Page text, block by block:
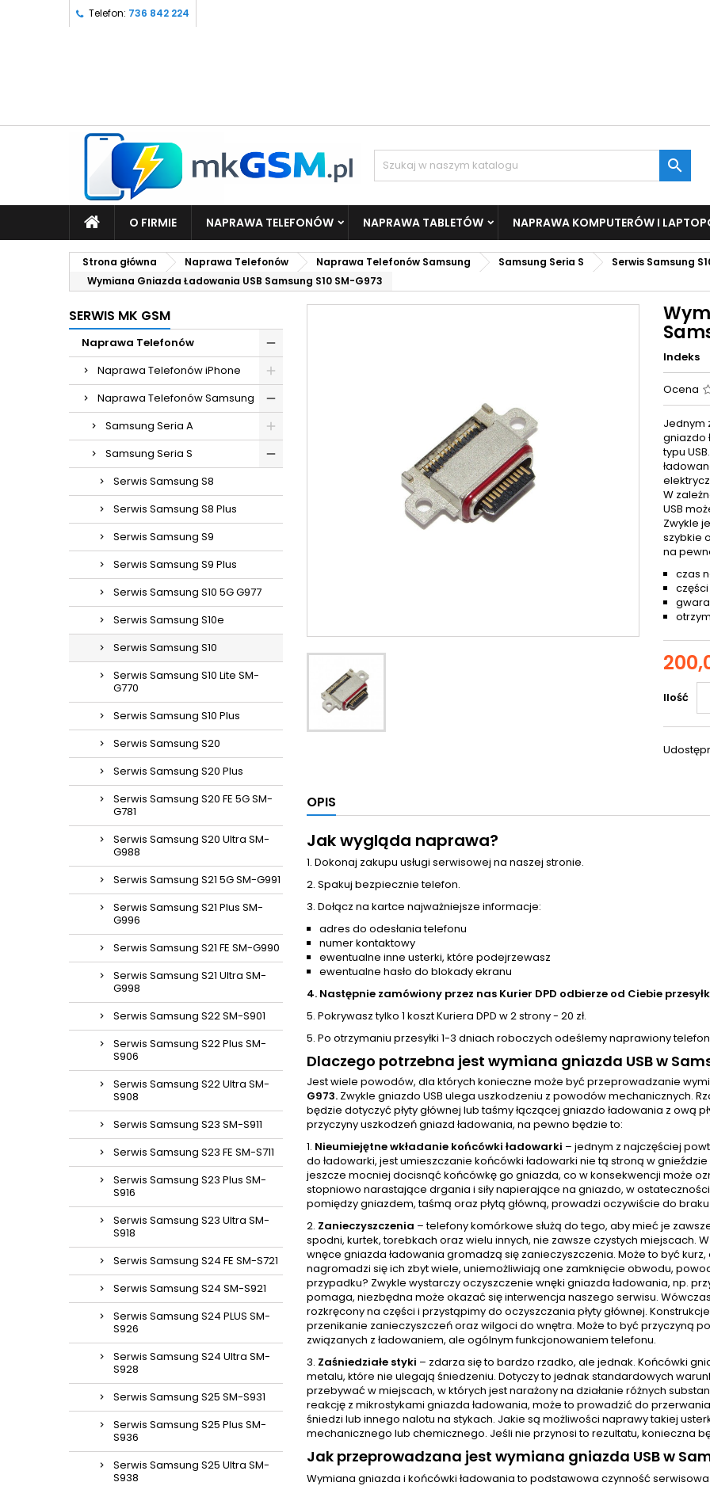
Telefon: 736 842 224

O FIRMIE NAPRAWA TELEFONÓW NAPRAWA TABLETÓW NAPRAWA KOMPUTERÓW I
Strona główna Naprawa Telefonów Naprawa Telefonów Samsung Samsung Seria S
Serwis Samsung
Wymiana Gniazda Ładowania USB Samsung S10 SM-G973
SERWIS MK GSM
Naprawa Telefonów
Naprawa Telefonów iPhone
Naprawa Telefonów Samsung
Samsung Seria A
Samsung Seria S
Serwis Samsung S8
Serwis Samsung S8 Plus
Serwis Samsung S9
Serwis Samsung S9 Plus
Serwis Samsung S10 5G G977
Serwis Samsung S10e
Serwis Samsung S10
Serwis Samsung S10 Lite SM-
G770
Serwis Samsung S10 Plus
Serwis Samsung S20
Serwis Samsung S20 Plus
Serwis Samsung S20 FE 5G SM-
G781
Serwis Samsung S20 Ultra SM-
G988
Serwis Samsung S21 5G SM-G991
Serwis Samsung S21 Plus SM-
G996
Serwis Samsung S21 FE SM-G990
Serwis Samsung S21 Ultra SM-
G998
Serwis Samsung S22 SM-S901
Serwis Samsung S22 Plus SM-
S906
Serwis Samsung S22 Ultra SM-
S908
Serwis Samsung S23 SM-S911
Serwis Samsung S23 FE SM-S711
Serwis Samsung S23 Plus SM-
S916
Serwis Samsung S23 Ultra SM-
S918
Serwis Samsung S24 FE SM-S721
Serwis Samsung S24 SM-S921
Serwis Samsung S24 PLUS SM-
S926
Serwis Samsung S24 Ultra SM-
S928
Serwis Samsung S25 SM-S931
Serwis Samsung S25 Plus SM-
S936
Serwis Samsung S25 Ultra SM-
S938
Indeks
Ocena
Jednym
gniazdo
typu
W
USB
Zwykle
szybkie
na
czas
Ilość
OPIS
Jak wygląda naprawa?
1. Dokonaj zakupu usługi serwisowej na naszej stronie.
2. Spakuj bezpiecznie telefon.
3. Dołącz na kartce najważniejsze informacje:
adres do odesłania telefonu
numer kontaktowy
ewentualne inne usterki, które podejrzewasz
ewentualne hasło do blokady ekranu
4. Następnie zamówiony przez nas Kurier DPD odbierze od Ciebie
5. Pokrywasz tylko 1 koszt Kuriera DPD w 2 strony - 20 zł.
5. Po otrzymaniu przesyłki 1-3 dniach roboczych odeślemy naprawiony
Dlaczego potrzebna jest wymiana gniazda USB w
Jest wiele powodów, dla których konieczne może być przeprowadzanie
G973. Zwykle gniazdo USB ulega uszkodzeniu z powodów mechanicznych.
będzie dotyczyć płyty głównej lub taśmy łączącej gniazdo ładowania z ową
przyczyny uszkodzeń gniazd ładowania, na pewno będzie to:
1. Nieumiejętne wkładanie końcówki ładowarki – jednym z najczęściej
do ładowarki, jest umieszczanie końcówki ładowarki nie tą stroną w
jeszcze mocniej docisnąć końcówkę go gniazda, co w konsekwencji może
stopniowo narastające drgania i siły napierające na gniazdo, w
pomiędzy gniazdem, taśmą oraz płytą główną, prowadzi oczywiście do
2. Zanieczyszczenia – telefony komórkowe służą do tego, aby mieć je
spodni, kurtek, torebkach oraz wielu innych, nie zawsze czystych miejscach.
wnęce gniazda ładowania gromadzą się zanieczyszczenia. Może to być
nagromadzi się ich zbyt wiele, uniemożliwiają one zamknięcie obwodu,
przypadku? Zwykle wystarczy oczyszczenie wnęki gniazda ładowania, np.
pomaga, niezbędna może okazać się interwencja naszego serwisu.
rozkręcony na części i przystąpimy do oczyszczania płyty głównej.
przenikanie zanieczyszczeń oraz wilgoci do wnętra. Może to być przyczyną
związanych z ładowaniem, ale ogólnym funkcjonowaniem telefonu.
3. Zaśniedziałe styki – zdarza się to bardzo rzadko, ale jednak. Końcówki
metalu, które nie ulegają śniedzeniu. Dotyczy to jednak standardowych
przebywać w miejscach, w których jest narażony na działanie różnych
reakcję z mikrostykami gniazda ładowania, może to prowadzić do
śniedzi lub innego nalotu na stykach. Jakie są możliwości naprawy takiej
mechanicznego lub chemicznego. Jeśli nie przynosi to rezultatu, konieczna
Jak przeprowadzana jest wymiana gniazda USB w
Wymiana gniazda i końcówki ładowania to podstawowa czynność